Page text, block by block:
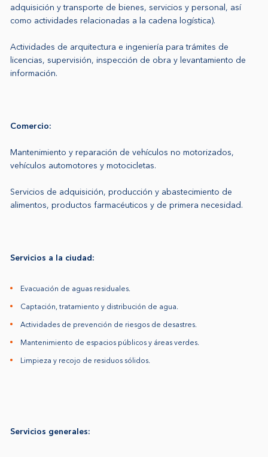
adquisición y transporte de bienes, servicios y personal, así
como actividades relacionadas a la cadena logística).
Actividades de arquitectura e ingeniería para trámites de
licencias, supervisión, inspección de obra y levantamiento de
información.
Comercio:
Mantenimiento y reparación de vehículos no motorizados,
vehículos automotores y motocicletas.
Servicios de adquisición, producción y abastecimiento de
alimentos, productos farmacéuticos y de primera necesidad.
Servicios a la ciudad:
Evacuación de aguas residuales.
Captación, tratamiento y distribución de agua.
Actividades de prevención de riesgos de desastres.
Mantenimiento de espacios públicos y áreas verdes.
Limpieza y recojo de residuos sólidos.
Servicios generales: